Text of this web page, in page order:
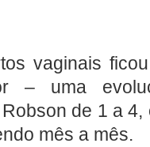
vaginais
– uma
de 1 a
mês a mês.